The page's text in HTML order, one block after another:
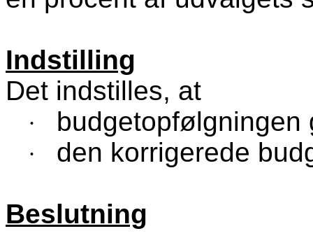
Indstilling
Det indstilles, at
· budgetopfølgningen
· den korrigerede
Beslutning